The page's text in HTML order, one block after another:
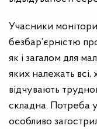
Учасники
безбар’єрністю
як і загалом для
яких належать всі,
відчувають
складна. Потреба
особливо